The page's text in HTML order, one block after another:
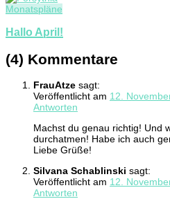
Monatspläne
Hallo April!
(4) Kommentare
FrauAtze sagt:
Veröffentlicht am 12.
Antworten
Machst du genau richtig! Und
durchatmen! Habe ich auch
Liebe Grüße!
Silvana Schablinski sagt:
Veröffentlicht am 12.
Antworten